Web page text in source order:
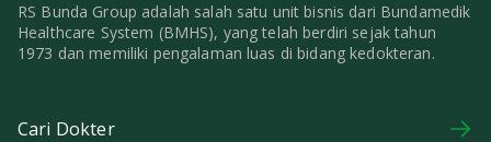
RS Bunda Group adalah salah satu unit bisnis dari Bundamedik
Healthcare System (BMHS), yang telah berdiri sejak tahun
1973 dan memiliki pengalaman luas di bidang kedokteran.
Cari Dokter